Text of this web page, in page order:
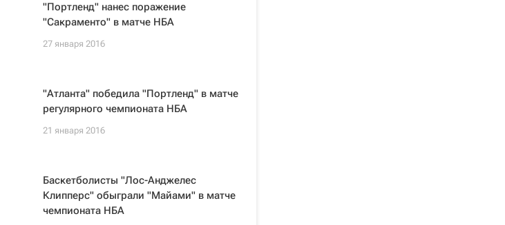
"Портленд" нанес поражение
"Сакраменто" в матче НБА
27 января 2016
"Атланта" победила "Портленд" в матче
регулярного чемпионата НБА
21 января 2016
Баскетболисты "Лос-Анджелес
Клипперс" обыграли "Майами" в матче
чемпионата НБА